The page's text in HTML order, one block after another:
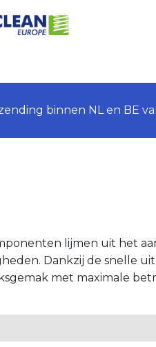
binnen NL en BE
lijmen uit het
Dankzij de snelle
met maximale